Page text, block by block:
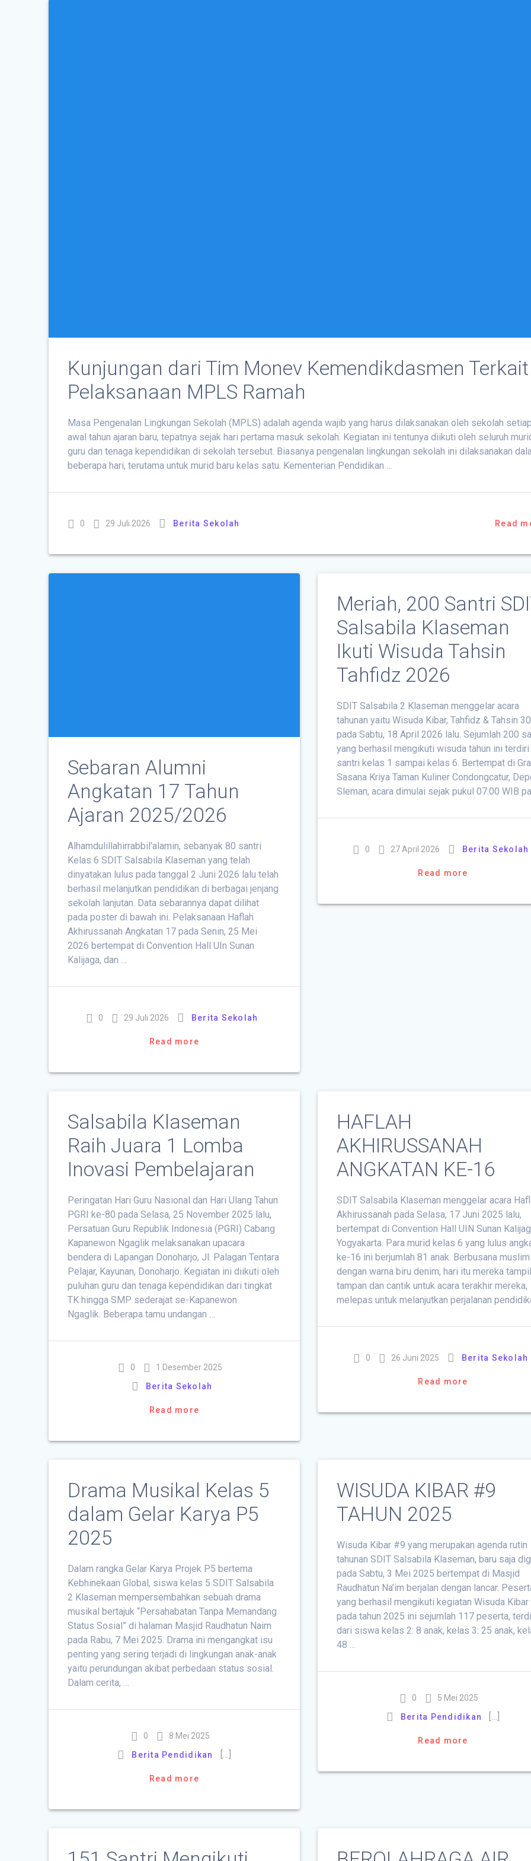
Kunjungan dari Tim Monev Kemendikdasmen Terkait
Pelaksanaan MPLS Ramah
Masa Pengenalan Lingkungan Sekolah (MPLS) adalah agenda wajib yang harus dilaksanakan oleh sekolah setiap
awal tahun ajaran baru, tepatnya sejak hari pertama masuk sekolah. Kegiatan ini tentunya diikuti oleh seluruh
guru dan tenaga kependidikan di sekolah tersebut. Biasanya pengenalan lingkungan sekolah ini dilaksanakan
beberapa hari, terutama untuk murid baru kelas satu. Kementerian Pendidikan …
0 29 Juli 2026 Berita Sekolah Read
Sebaran Alumni
Angkatan 17 Tahun
Ajaran 2025/2026
Alhamdulillahirrabbil’alamin, sebanyak 80 santri
Kelas 6 SDIT Salsabila Klaseman yang telah
dinyatakan lulus pada tanggal 2 Juni 2026 lalu telah
berhasil melanjutkan pendidikan di berbagai jenjang
sekolah lanjutan. Data sebarannya dapat dilihat
pada poster di bawah ini. Pelaksanaan Haflah
Akhirussanah Angkatan 17 pada Senin, 25 Mei
2026 bertempat di Convention Hall UIn Sunan
Kalijaga, dan …
0 29 Juli 2026 Berita Sekolah
Read more
Meriah, 200 Santri
Salsabila Klaseman
Ikuti Wisuda Tahsin
Tahfidz 2026
SDIT Salsabila 2 Klaseman menggelar acara
tahunan yaitu Wisuda Kibar, Tahfidz & Tahsin
pada Sabtu, 18 April 2026 lalu. Sejumlah 200
yang berhasil mengikuti wisuda tahun ini terdiri
santri kelas 1 sampai kelas 6. Bertempat di
Sasana Kriya Taman Kuliner Condongcatur,
Sleman, acara dimulai sejak pukul 07:00 WIB
0 27 April 2026 Berita Sekolah
Read more
Salsabila Klaseman
Raih Juara 1 Lomba
Inovasi Pembelajaran
Peringatan Hari Guru Nasional dan Hari Ulang Tahun
PGRI ke-80 pada Selasa, 25 November 2025 lalu,
Persatuan Guru Republik Indonesia (PGRI) Cabang
Kapanewon Ngaglik melaksanakan upacara
bendera di Lapangan Donoharjo, Jl. Palagan Tentara
Pelajar, Kayunan, Donoharjo. Kegiatan ini diikuti oleh
puluhan guru dan tenaga kependidikan dari tingkat
TK hingga SMP sederajat se-Kapanewon
Ngaglik. Beberapa tamu undangan …
0
1 Desember 2025
Berita Sekolah
Read more
HAFLAH
AKHIRUSSANAH
ANGKATAN KE-16
SDIT Salsabila Klaseman menggelar acara
Akhirussanah pada Selasa, 17 Juni 2025 lalu,
bertempat di Convention Hall UIN Sunan
Yogyakarta. Para murid kelas 6 yang lulus
ke-16 ini berjumlah 81 anak. Berbusana muslim
dengan warna biru denim, hari itu mereka tampil
tampan dan cantik untuk acara terakhir mereka,
melepas untuk melanjutkan perjalanan
0 26 Juni 2025 Berita Sekolah
Read more
Drama Musikal Kelas 5
dalam Gelar Karya P5
2025
Dalam rangka Gelar Karya Projek P5 bertema
Kebhinekaan Global, siswa kelas 5 SDIT Salsabila
2 Klaseman mempersembahkan sebuah drama
musikal bertajuk “Persahabatan Tanpa Memandang
Status Sosial” di halaman Masjid Raudhatun Naim
pada Rabu, 7 Mei 2025. Drama ini mengangkat isu
penting yang sering terjadi di lingkungan anak-anak
yaitu perundungan akibat perbedaan status sosial.
Dalam cerita, …
0
8 Mei 2025
Berita Pendidikan
Read more
WISUDA KIBAR #9
TAHUN 2025
Wisuda Kibar #9 yang merupakan agenda rutin
tahunan SDIT Salsabila Klaseman, baru saja
pada Sabtu, 3 Mei 2025 bertempat di Masjid
Raudhatun Na’im berjalan dengan lancar.
yang berhasil mengikuti kegiatan Wisuda Kibar
pada tahun 2025 ini sejumlah 117 peserta,
dari siswa kelas 2: 8 anak, kelas 3: 25 anak,
48 …
0
5 Mei 2025
Berita Pendidikan
Read more